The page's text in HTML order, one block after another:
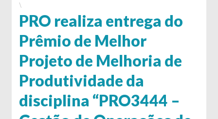
\
PRO realiza entrega do
Prêmio de Melhor
Projeto de Melhoria de
Produtividade da
disciplina “PRO3444 –